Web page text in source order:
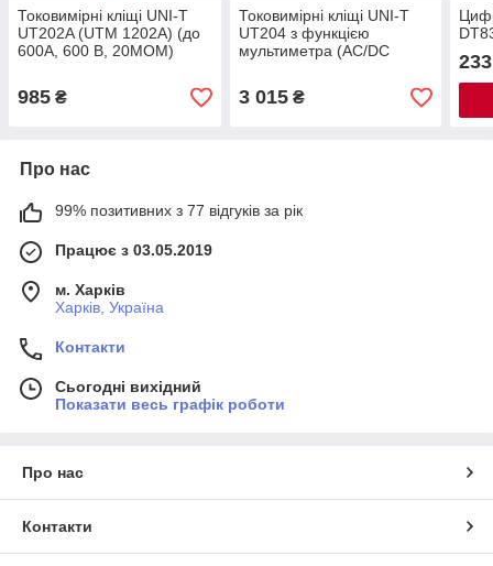
Токовимірні кліщі UNI-T
UT202A (UTM 1202A) (до
600A, 600 В, 20МОМ)
985 ₴
Токовимірні кліщі UNI-T
UT204 з функцією
мультиметра (AC/DC
3 015₴
233
Про нас
99% позитивних з 77 відгуків за рік
Працює з 03.05.2019
м. Харків
Харків, Україна
Контакти
Сьогодні вихідний
Показати весь графік роботи
Про нас
Контакти